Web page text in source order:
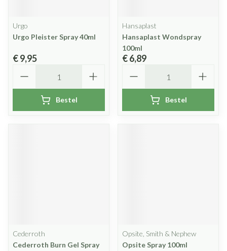
Urgo
Urgo Pleister Spray 40ml
€ 9,95
Bestel
Hansaplast
Hansaplast Wondspray
100ml
€ 6,89
Bestel
Cederroth
Cederroth Burn Gel Spray
Opsite, Smith & Nephew
Opsite Spray 100ml